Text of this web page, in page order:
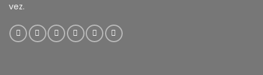
vez.